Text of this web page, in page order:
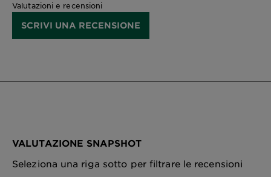
Valutazioni e recensioni
SCRIVI UNA RECENSIONE
VALUTAZIONE SNAPSHOT
Seleziona una riga sotto per filtrare le recensioni